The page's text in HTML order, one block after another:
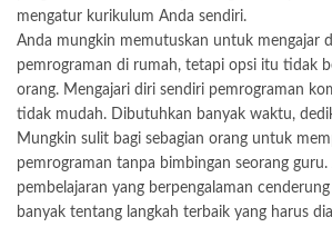
mengatur kurikulum Anda sendiri.
Anda mungkin memutuskan untuk mengajar
pemrograman di rumah, tetapi opsi itu tidak
orang. Mengajari diri sendiri pemrograman
tidak mudah. Dibutuhkan banyak waktu,
Mungkin sulit bagi sebagian orang untuk
pemrograman tanpa bimbingan seorang guru.
pembelajaran yang berpengalaman
banyak tentang langkah terbaik yang harus